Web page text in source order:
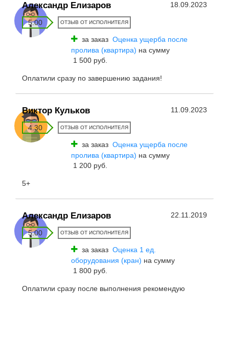
Александр Елизаров 18.09.2023
5.00 ОТЗЫВ ОТ ИСПОЛНИТЕЛЯ
за заказ Оценка ущерба после
пролива (квартира) на сумму
1 500 руб.
Оплатили сразу по завершению задания!
Виктор Кульков 11.09.2023
4.30 ОТЗЫВ ОТ ИСПОЛНИТЕЛЯ
за заказ Оценка ущерба после
пролива (квартира) на сумму
1 200 руб.
5+
Александр Елизаров 22.11.2019
5.00 ОТЗЫВ ОТ ИСПОЛНИТЕЛЯ
за заказ Оценка 1 ед.
оборудования (кран) на сумму
1 800 руб.
Оплатили сразу после выполнения рекомендую